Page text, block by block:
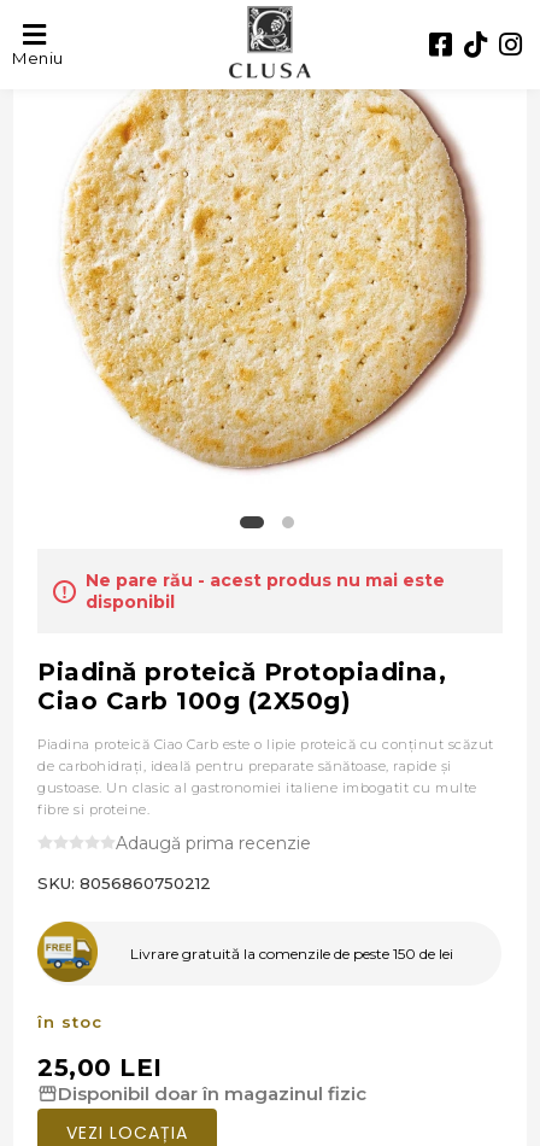
Meniu
Ne pare rău - acest produs nu mai este
disponibil
Piadină proteică Protopiadina,
Ciao Carb 100g (2X50g)
Piadina proteică Ciao Carb este o lipie proteică cu conținut scăzut
de carbohidrați, ideală pentru preparate sănătoase, rapide și
gustoase. Un clasic al gastronomiei italiene imbogatit cu multe
fibre si proteine.
Adaugă prima recenzie
SKU: 8056860750212
Livrare gratuită la comenzile de peste 150 de lei
în stoc
25,00 LEI
Disponibil doar în magazinul fizic
VEZI LOCAȚIA